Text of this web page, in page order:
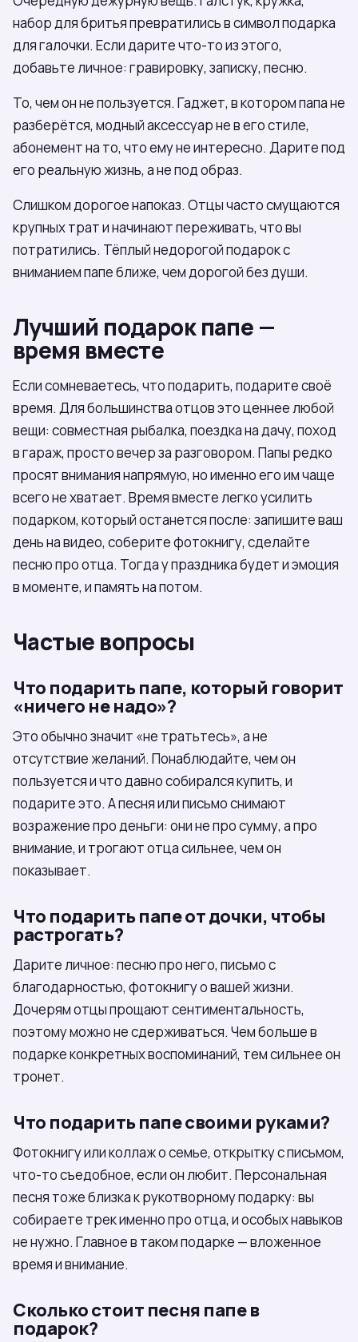
набор для бритья превратились в символ подарка
для галочки. Если дарите что-то из этого,
добавьте личное: гравировку, записку, песню.
То, чем он не пользуется. Гаджет, в котором папа не
разберётся, модный аксессуар не в его стиле,
абонемент на то, что ему не интересно. Дарите под
его реальную жизнь, а не под образ.
Слишком дорогое напоказ. Отцы часто смущаются
крупных трат и начинают переживать, что вы
потратились. Тёплый недорогой подарок с
вниманием папе ближе, чем дорогой без души.
Лучший подарок папе —
время вместе
Если сомневаетесь, что подарить, подарите своё
время. Для большинства отцов это ценнее любой
вещи: совместная рыбалка, поездка на дачу, поход
в гараж, просто вечер за разговором. Папы редко
просят внимания напрямую, но именно его им чаще
всего не хватает. Время вместе легко усилить
подарком, который останется после: запишите ваш
день на видео, соберите фотокнигу, сделайте
песню про отца. Тогда у праздника будет и эмоция
в моменте, и память на потом.
Частые вопросы
Что подарить папе, который говорит
«ничего не надо»?
Это обычно значит «не тратьтесь», а не
отсутствие желаний. Понаблюдайте, чем он
пользуется и что давно собирался купить, и
подарите это. А песня или письмо снимают
возражение про деньги: они не про сумму, а про
внимание, и трогают отца сильнее, чем он
показывает.
Что подарить папе от дочки, чтобы
растрогать?
Дарите личное: песню про него, письмо с
благодарностью, фотокнигу о вашей жизни.
Дочерям отцы прощают сентиментальность,
поэтому можно не сдерживаться. Чем больше в
подарке конкретных воспоминаний, тем сильнее он
тронет.
Что подарить папе своими руками?
Фотокнигу или коллаж о семье, открытку с письмом,
что-то съедобное, если он любит. Персональная
песня тоже близка к рукотворному подарку: вы
собираете трек именно про отца, и особых навыков
не нужно. Главное в таком подарке — вложенное
время и внимание.
Сколько стоит песня папе в
подарок?